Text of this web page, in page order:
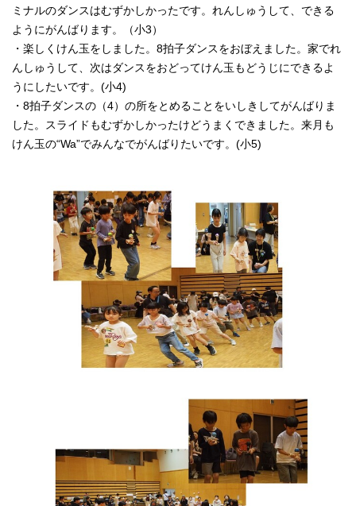
ミナルのダンスはむずかしかったです。れんしゅうして、できる
ようにがんばります。（小3）
・楽しくけん玉をしました。8拍子ダンスをおぼえました。家でれ
んしゅうして、次はダンスをおどってけん玉もどうじにできるよ
うにしたいです。(小4)
・8拍子ダンスの（4）の所をとめることをいしきしてがんばりま
した。スライドもむずかしかったけどうまくできました。来月も
けん玉の“Wa”でみんなでがんばりたいです。(小5)